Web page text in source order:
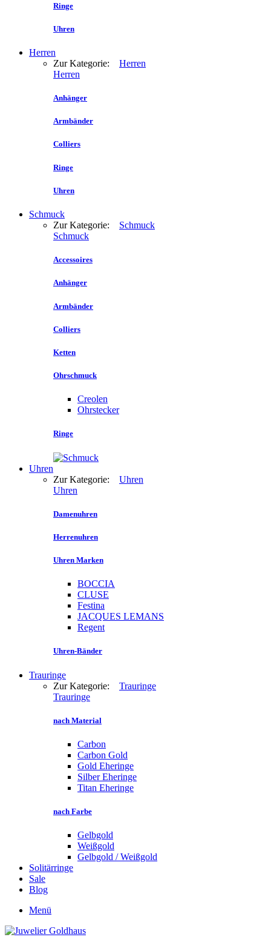
Ringe
Uhren
Herren
Zur Kategorie: Herren
Herren
Anhänger
Armbänder
Colliers
Ringe
Uhren
Schmuck
Zur Kategorie: Schmuck
Schmuck
Accessoires
Anhänger
Armbänder
Colliers
Ketten
Ohrschmuck
Creolen
Ohrstecker
Ringe
Uhren
Zur Kategorie: Uhren
Uhren
Damenuhren
Herrenuhren
Uhren Marken
BOCCIA
CLUSE
Festina
JACQUES LEMANS
Regent
Uhren-Bänder
Trauringe
Zur Kategorie: Trauringe
Trauringe
nach Material
Carbon
Carbon Gold
Gold Eheringe
Silber Eheringe
Titan Eheringe
nach Farbe
Gelbgold
Weißgold
Gelbgold / Weißgold
Solitärringe
Sale
Blog
Menü